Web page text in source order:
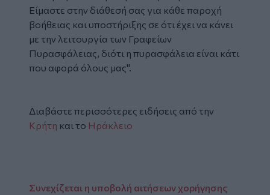
Είμαστε στην διάθεσή σας για κάθε παροχή
βοήθειας και υποστήριξης σε ότι έχει να κάνει
με την λειτουργία των Γραφείων
Πυρασφάλειας, διότι η πυρασφάλεια είναι κάτι
που αφορά όλους μας".
Διαβάστε περισσότερες ειδήσεις από την
Κρήτη και το Ηράκλειο
Συνεχίζεται η υποβολή αιτήσεων χορήγησης